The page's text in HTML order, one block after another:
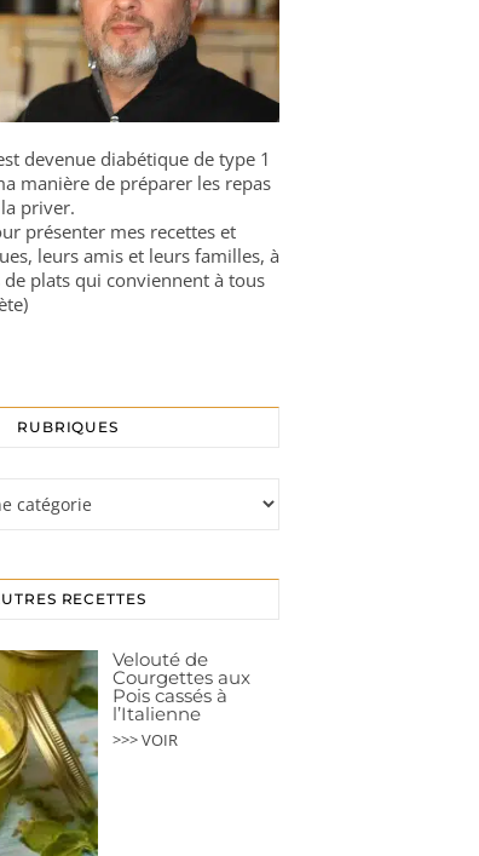
devenue diabétique de type 1
manière de préparer les repas
priver.
présenter mes recettes et
leurs amis et leurs familles, à
plats qui conviennent à tous
RUBRIQUES
RECETTES
Velouté de
Courgettes aux
Pois cassés à
l’Italienne
>>> VOIR